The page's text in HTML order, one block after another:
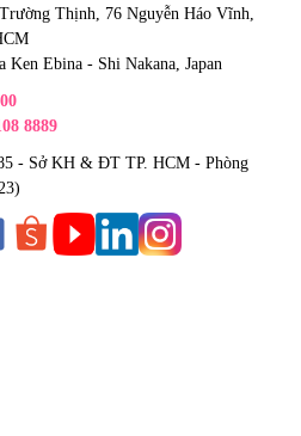
Thịnh, 76 Nguyễn Háo Vĩnh,
Ken Ebina - Shi Nakana, Japan
8889
- Sở KH & ĐT TP. HCM - Phòng